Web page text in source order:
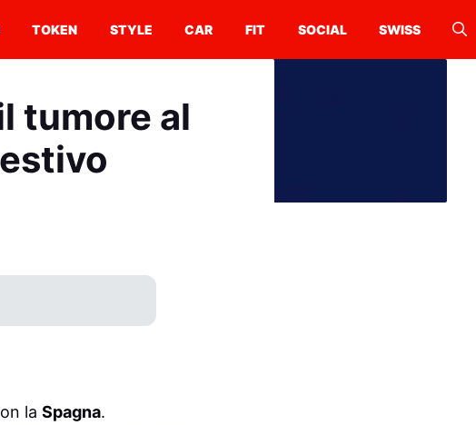
TOKEN STYLE CAR FIT SOCIAL SWISS
tumore al
la Spagna.